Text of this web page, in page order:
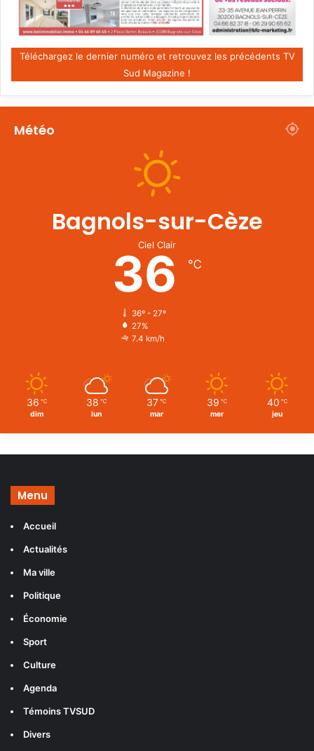
Téléchargez le dernier numéro et retrouvez les précédents TV
Sud Magazine !
Météo
Bagnols-sur-Cèze
Ciel Clair
36 ℃
36º - 27º
27%
7.4 km/h
36 ℃
dim
38 ℃
lun
37 ℃
mar
39 ℃
mer
40 ℃
jeu
Menu
Accueil
Actualités
Ma ville
Politique
Économie
Sport
Culture
Agenda
Témoins TVSUD
Divers